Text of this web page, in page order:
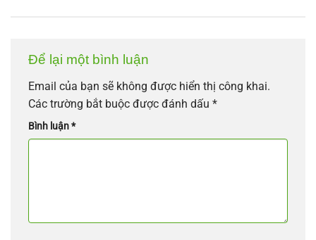
Để lại một bình luận
Email của bạn sẽ không được hiển thị công khai.
Các trường bắt buộc được đánh dấu *
Bình luận*